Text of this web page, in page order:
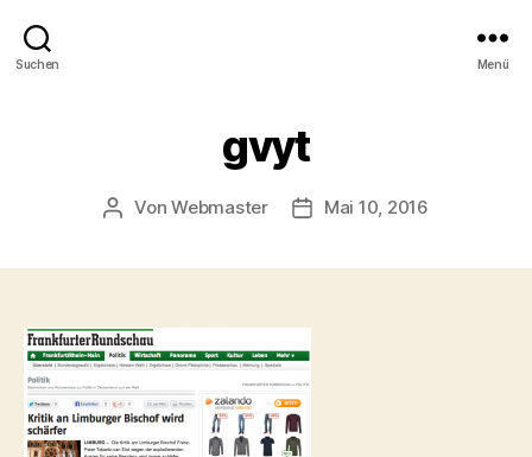
Suchen Menü
gvyt
Beitragsautor
VonWebmaster Beitragsdatum
Mai 10, 2016